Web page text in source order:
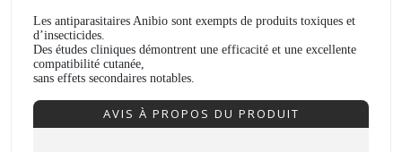
Les antiparasitaires Anibio sont exempts de produits toxiques et
d’insecticides.
Des études cliniques démontrent une efficacité et une excellente
compatibilité cutanée,
sans effets secondaires notables.
AVIS À PROPOS DU PRODUIT